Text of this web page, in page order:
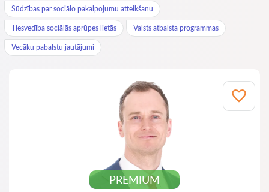
Sūdzības par sociālo pakalpojumu atteikšanu
Tiesvedība sociālās aprūpes lietās Valsts atbalsta programmas
Vecāku pabalstu jautājumi
PREMIUM